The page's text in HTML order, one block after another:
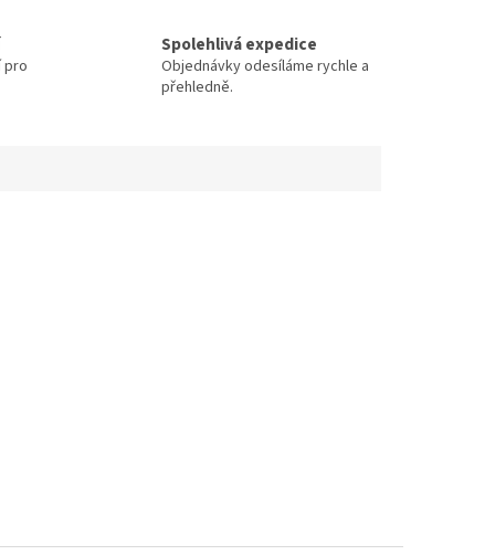
pro
Spolehlivá expedice
Objednávky odesíláme rychle a
přehledně.